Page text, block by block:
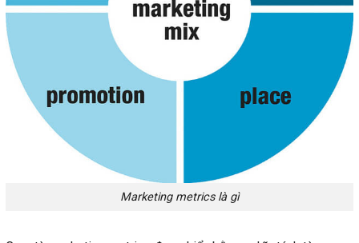
Marketing metrics là gì